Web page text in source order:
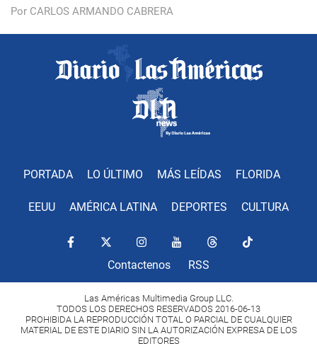
Por CARLOS ARMANDO CABRERA
PORTADA LO ÚLTIMO MÁS LEÍDAS FLORIDA
EEUU AMÉRICA LATINA DEPORTES CULTURA
Contactenos RSS
Las Américas Multimedia Group LLC.
TODOS LOS DERECHOS RESERVADOS 2016-06-13
PROHIBIDA LA REPRODUCCIÓN TOTAL O PARCIAL DE CUALQUIER
MATERIAL DE ESTE DIARIO SIN LA AUTORIZACIÓN EXPRESA DE LOS
EDITORES